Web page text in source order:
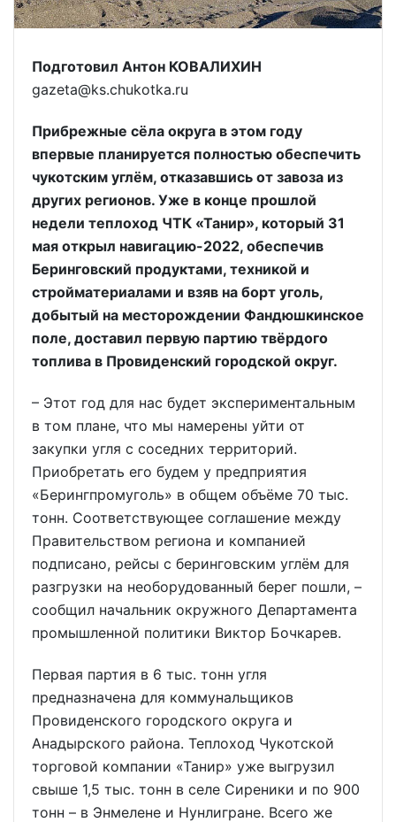
Подготовил Антон КОВАЛИХИН
gazeta@ks.chukotka.ru
Прибрежные сёла округа в этом году
впервые планируется полностью обеспечить
чукотским углём, отказавшись от завоза из
других регионов. Уже в конце прошлой
недели теплоход ЧТК «Танир», который 31
мая открыл навигацию-2022, обеспечив
Беринговский продуктами, техникой и
стройматериалами и взяв на борт уголь,
добытый на месторождении Фандюшкинское
поле, доставил первую партию твёрдого
топлива в Провиденский городской округ.
– Этот год для нас будет экспериментальным
в том плане, что мы намерены уйти от
закупки угля с соседних территорий.
Приобретать его будем у предприятия
«Берингпромуголь» в общем объёме 70 тыс.
тонн. Соответствующее соглашение между
Правительством региона и компанией
подписано, рейсы с беринговским углём для
разгрузки на необорудованный берег пошли, –
сообщил начальник окружного Департамента
промышленной политики Виктор Бочкарев.
Первая партия в 6 тыс. тонн угля
предназначена для коммунальщиков
Провиденского городского округа и
Анадырского района. Теплоход Чукотской
торговой компании «Танир» уже выгрузил
свыше 1,5 тыс. тонн в селе Сиреники и по 900
тонн – в Энмелене и Нунлигране. Всего же